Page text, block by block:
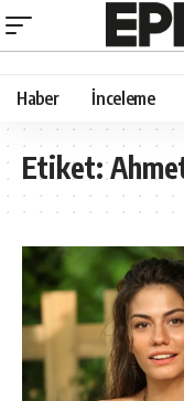
Haber İnceleme
Etiket: